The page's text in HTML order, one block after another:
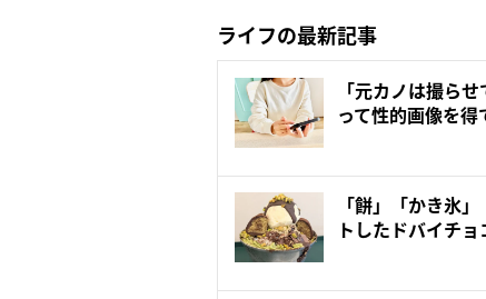
ライフの最新記事
「元カノは撮ら
って性的画像を
「餅」「かき氷
トしたドバイチ